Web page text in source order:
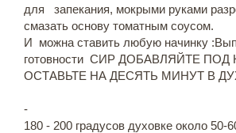
для запекания, мокрыми руками
смазать основу томатным соусом.
И можна ставить любую начинку
готовности СИР ДОБАВЛЯЙТЕ
ОСТАВЬТЕ НА ДЕСЯТЬ МИНУТ В
-
180 - 200 градусов духовке около 50-